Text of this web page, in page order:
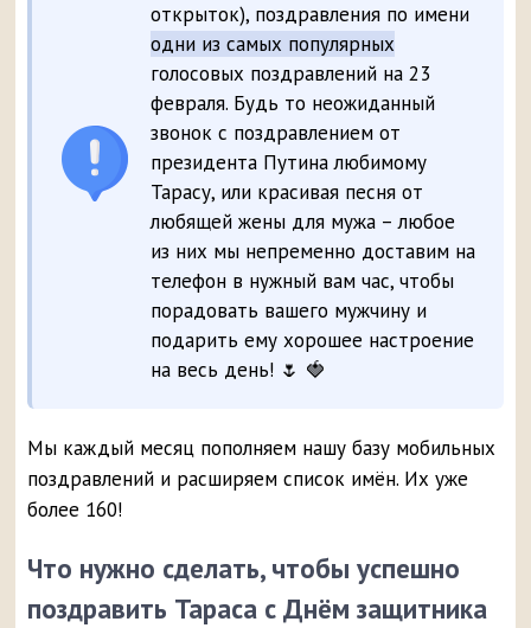
открыток), поздравления по имени
одни из самых популярных
голосовых поздравлений на 23
февраля. Будь то неожиданный
звонок с поздравлением от
президента Путина любимому
Тарасу, или красивая песня от
любящей жены для мужа – любое
из них мы непременно доставим на
телефон в нужный вам час, чтобы
порадовать вашего мужчину и
подарить ему хорошее настроение
на весь день! 🌷 🍓
Мы каждый месяц пополняем нашу базу мобильных
поздравлений и расширяем список имён. Их уже
более 160!
Что нужно сделать, чтобы успешно
поздравить Тараса с Днём защитника